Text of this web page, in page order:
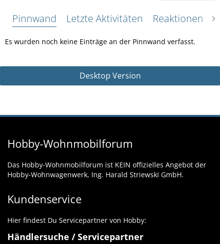
Pinnwand Letzte Aktivitäten Reaktionen
Es wurden noch keine Einträge an der Pinnwand verfasst.
Desktop Version
Hobby-Wohnmobilforum
Das Hobby-Wohnmobilforum ist KEIN offizielles Angebot der
Hobby-Wohnwagenwerk, Ing. Harald Striewski GmbH.
Kundenservice
Hier findest Du Servicepartner von Hobby:
Händlersuche / Servicepartner